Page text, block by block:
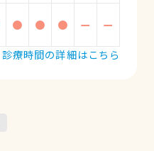
● ● ● ー
ー
診療時間の詳細はこちら